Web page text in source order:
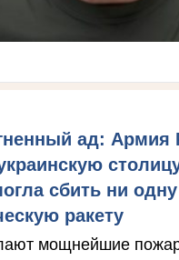
ад: Армия
сбить ни одну
ракету
мощнейшие